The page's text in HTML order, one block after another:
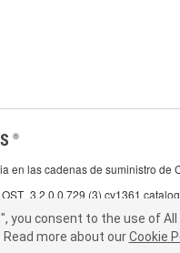
you consent to the use of
about ourCookie
®
en las cadenas de suministro de
(3) cv1361
you consent to the use of All
Read more about our Cookie